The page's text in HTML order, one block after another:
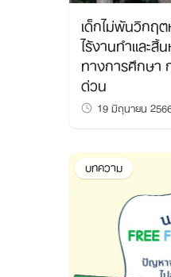
เด็กไม่พ้นวิกฤ
ไร้งานทำและ
ทางการศึกษา
ด่วน
19 มิถุนายน
บทความ